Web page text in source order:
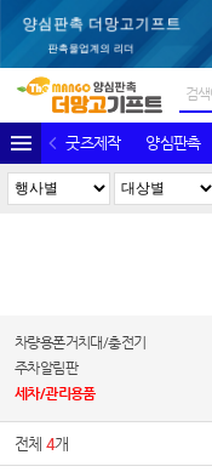
굿즈제작 양심판촉
차량용폰거치대/충전기
주차알림판
세차/관리용품
전체4개